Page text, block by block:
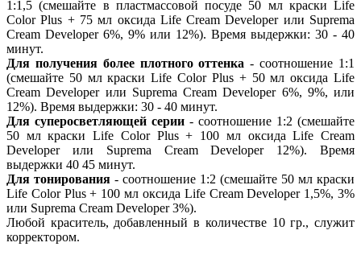
1:1,5 (смешайте в пластмассовой посуде 50 мл краски Life
Color Plus + 75 мл оксида Life Cream Developer или Suprema
Cream Developer 6%, 9% или 12%). Время выдержки: 30 - 40
минут.
Для получения более плотного оттенка - соотношение 1:1
(смешайте 50 мл краски Life Color Plus + 50 мл оксида Life
Cream Developer или Suprema Cream Developer 6%, 9%, или
12%). Время выдержки: 30 - 40 минут.
Для суперосветляющей серии - соотношение 1:2 (смешайте
50 мл краски Life Color Plus + 100 мл оксида Life Cream
Developer или Suprema Cream Developer 12%). Время
выдержки 40 45 минут.
Для тонирования - соотношение 1:2 (смешайте 50 мл краски
Life Color Plus + 100 мл оксида Life Cream Developer 1,5%, 3%
или Suprema Cream Developer 3%).
Любой краситель, добавленный в количестве 10 гр., служит
корректором.